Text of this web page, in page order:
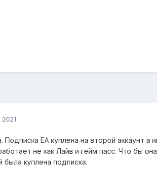
ЕА куплена на второй аккаунт а
не как Лайв и гейм пасс. Что бы
была куплена подписка.